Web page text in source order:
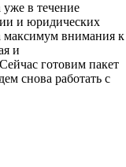
в течение
и юридических
максимум внимания к
и
готовим пакет
снова работать с